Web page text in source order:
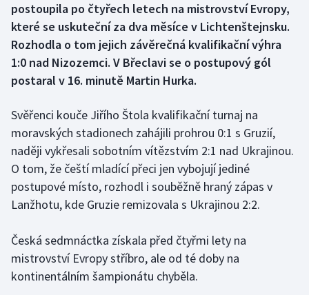
Curling
Dostihy
Florbal
Futsal
Golf
Gymnastika
Házená
Jezdectví
Judo
postoupila po čtyřech letech na mistrovství Evropy,
které se uskuteční za dva měsíce v Lichtenštejnsku.
Rozhodla o tom jejich závěrečná kvalifikační výhra
1:0 nad Nizozemci. V Břeclavi se o postupový gól
postaral v 16. minutě Martin Hurka.
Svěřenci kouče Jiřího Štola kvalifikační turnaj na
moravských stadionech zahájili prohrou 0:1 s Gruzií,
naději vykřesali sobotním vítězstvím 2:1 nad Ukrajinou.
O tom, že čeští mladící přeci jen vybojují jediné
postupové místo, rozhodl i souběžně hraný zápas v
Lanžhotu, kde Gruzie remizovala s Ukrajinou 2:2.
Česká sedmnáctka získala před čtyřmi lety na
mistrovství Evropy stříbro, ale od té doby na
kontinentálním šampionátu chyběla.